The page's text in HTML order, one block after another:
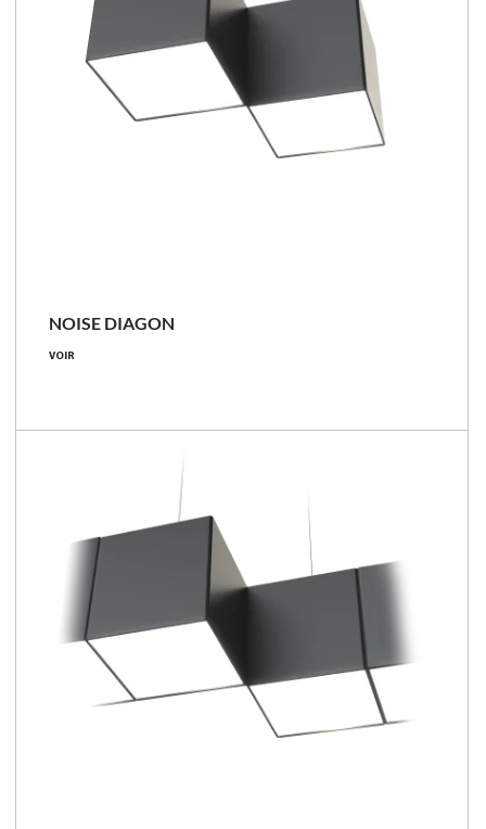
NOISE DIAGON
VOIR